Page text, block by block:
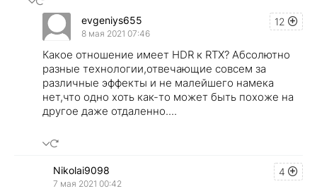
12
evgeniys655
8 мая 2021 07:46
Какое отношение имеет HDR к RTX? Абсолютно
разные технологии,отвечающие совсем за
различные эффекты и не малейшего намека
нет,что одно хоть как-то может быть похоже на
другое даже отдаленно....
4
Nikolai9098
7 мая 2021 00:42